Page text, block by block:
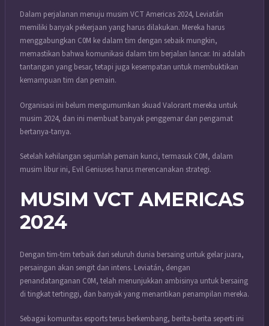
Dalam perjalanan menuju musim VCT Americas 2024, Leviatán
memiliki banyak pekerjaan yang harus dilakukan. Mereka harus
menggabungkan C0M ke dalam tim dengan sebaik mungkin,
memastikan bahwa komunikasi dalam tim berjalan lancar. Ini adalah
tantangan yang besar, tetapi juga kesempatan untuk membuktikan
kemampuan tim dan pemain.
Organisasi ini belum mengumumkan skuad Valorant mereka untuk
musim 2024, dan ini membuat banyak penggemar dan pengamat
bertanya-tanya.
Setelah kehilangan sejumlah pemain kunci, termasuk C0M, dalam
musim libur ini, Evil Geniuses harus merencanakan strategi.
MUSIM VCT AMERICAS
2024
Dengan tim-tim terbaik dari seluruh dunia bersaing untuk gelar juara,
persaingan akan sengit dan intens. Leviatán, dengan
penandatanganan C0M, telah menunjukkan ambisinya untuk bersaing
di tingkat tertinggi, dan banyak yang menantikan penampilan mereka.
Sebagai komunitas esports terus berkembang, berita-berita seperti ini